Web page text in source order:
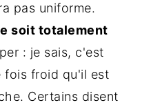
pas uniforme.
soit totalement
: je sais, c'est
fois froid qu'il est
Certains disent